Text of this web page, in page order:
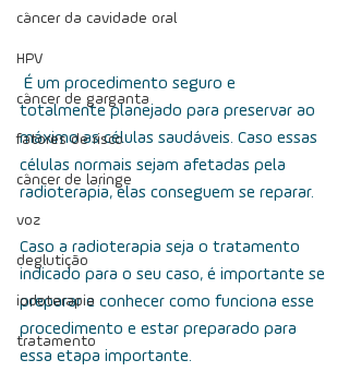
câncer da cavidade oral
HPV
câncer de garganta
fatores de risco
câncer de laringe
voz
deglutição
iodoterapia
tratamento
totalmente planejado para preservar ao
máximo as células saudáveis. Caso essas
células normais sejam afetadas pela
radioterapia, elas conseguem se reparar.
Caso a radioterapia seja o tratamento
indicado para o seu caso, é importante se
preparar e conhecer como funciona esse
procedimento e estar preparado para
essa etapa importante.